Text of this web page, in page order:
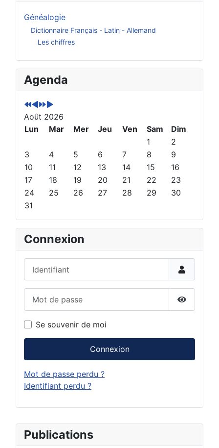
Publications
Généalogie
Dictionnaire Français - Latin - Allemand
Les chiffres
Agenda
A
n
n
é
e
p
é
c
é
d
n
t
e
M
o
i
s
p
r
é
d
e
t
A
n
n
é
e
M
o
i
s
s
u
v
a
n
Août 2026
Lun
Mar Mer Jeu Ven Sam
Dim
1
2
3
4 5 6 7 8
9
10
11 12 13 14 15
16
17
18 19 20 21 22
23
24
25 26 27 28 29
30
31
Connexion
Afficher
Se souvenir de moi
Connexion
Mot de passe perdu ?
Identifiant perdu ?